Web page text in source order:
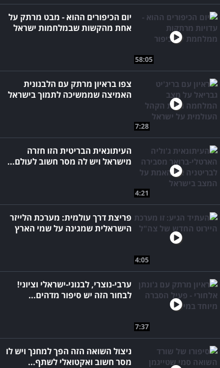
58:05
יום הכיפורים ההוא - מבט מרתק על
אחת מהקשות שבמלחמות ישראל
7:28
צפו בראיון מרתק עם הלבנונית
האמיצה שממשיכה לתמוך בישראל
4:21
העיתונאית הבריטית הזו חזרה
מישראל ויש לה מסר חשוב לעולם...
4:05
פריצת דרך עולמית: מערכת הלייזר
הישראלית שמגינה על שמי הארץ
7:37
ערבי-נוצרי, לבנוני-ישראלי וציוני!
לבחור הזה יש סיפור מדהים...
ניצול השואה הזה הפך למחנך ויש לו
מסר חשוב ואקטואלי לשתף...